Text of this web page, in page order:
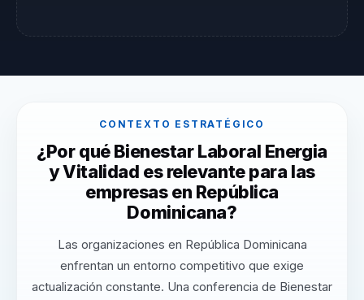
CONTEXTO ESTRATÉGICO
¿Por qué Bienestar Laboral Energia
y Vitalidad es relevante para las
empresas en República
Dominicana?
Las organizaciones en República Dominicana
enfrentan un entorno competitivo que exige
actualización constante. Una conferencia de Bienestar